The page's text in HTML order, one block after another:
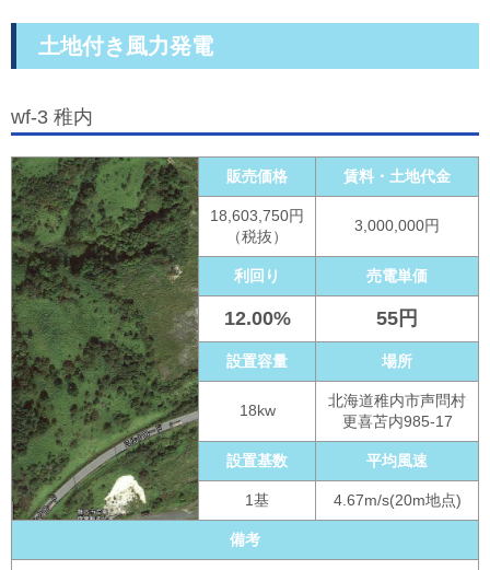
a
o
土地付き風力発電
wf-3 稚内
販売価格 賃料・土地代金
18,603,750円
（税抜）
3,000,000円
利回り 売電単価
12.00% 55円
設置容量 場所
18kw
北海道稚内市声問村
更喜苫内985-17
設置基数 平均風速
1基 4.67m/s(20m地点)
備考